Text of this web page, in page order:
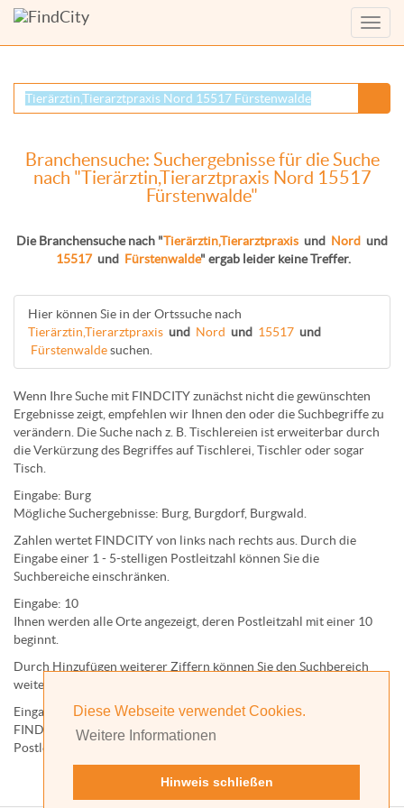
Diese Webseite verwendet Cookies.
Weitere Informationen
Hinweis schließen
Menü
Branchensuche: Suchergebnisse für die Suche
nach "Tierärztin,Tierarztpraxis Nord 15517
Fürstenwalde"
Die Branchensuche nach "Tierärztin,Tierarztpraxis und Nord und
15517 und Fürstenwalde" ergab leider keine Treffer.
Hier können Sie in der Ortssuche nach
Tierärztin,Tierarztpraxis und Nord und 15517 und
Fürstenwaldesuchen.
Wenn Ihre Suche mit FINDCITY zunächst nicht die gewünschten
Ergebnisse zeigt, empfehlen wir Ihnen den oder die Suchbegriffe zu
verändern. Die Suche nach z. B. Tischlereien ist erweiterbar durch
die Verkürzung des Begriffes aufTischlerei Tischleroder sogar
Tisch
Eingabe: Burg
Mögliche Suchergebnisse: Burg Burgdorf, Burgwald.
Zahlen wertet FINDCITY von links nach rechts aus. Durch die
Eingabe einer 1 - 5-stelligen Postleitzahl können Sie die
Suchbereiche einschränken.
Eingabe: 10
Ihnen werden alle Orteangezeigt, deren Postleitzahl mit einer 10
beginnt.
Durch Hinzufügen weiterer Ziffern können Sie den Suchbereich
weiter einschränken.
Eingabe:
10585
FINDCITY präsentiert Ihnen ausschließlich die zu dieser
Postleitzahl gehörende Kommune; in diesem Fall Berlin.